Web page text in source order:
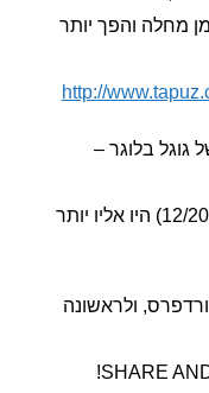
והפך יותר
http://
כ500 פוסטים, ועד היום (12/2019) היו אליו יותר
ולראשונה